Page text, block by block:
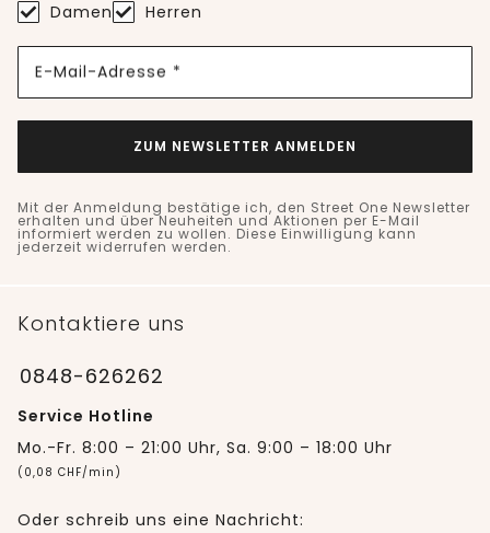
Damen Herren
E-Mail-Adresse *
ZUM NEWSLETTER ANMELDEN
Mit der Anmeldung bestätige ich, den Street One Newsletter
erhalten und über Neuheiten und Aktionen per E-Mail
informiert werden zu wollen. Diese Einwilligung kann
jederzeit widerrufen werden.
Kontaktiere uns
0848-626262
Service Hotline
Mo.-Fr. 8:00 – 21:00 Uhr, Sa. 9:00 – 18:00 Uhr
(0,08 CHF/min)
Oder schreib uns eine Nachricht: